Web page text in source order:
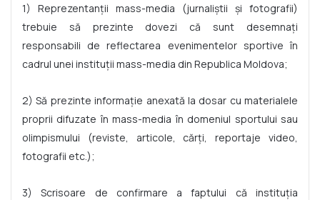
1) Reprezentanții mass-media (jurnaliștii și fotografii)
trebuie să prezinte dovezi că sunt desemnați
responsabili de reflectarea evenimentelor sportive în
cadrul unei instituții mass-media din Republica Moldova;
2) Să prezinte informație anexată la dosar cu materialele
proprii difuzate în mass-media în domeniul sportului sau
olimpismului (reviste, articole, cărți, reportaje video,
fotografii etc.);
3) Scrisoare de confirmare a faptului că instituția